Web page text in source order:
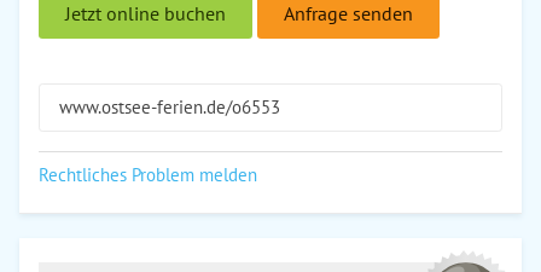
Jetzt online buchen Anfrage senden
www.ostsee-ferien.de/o6553
Rechtliches Problem melden